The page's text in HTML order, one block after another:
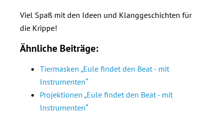
Viel Spaß mit den Ideen und Klanggeschichten für
die Krippe!
Ähnliche Beiträge:
Tiermasken „Eule findet den Beat - mit
Instrumenten“
Projektionen „Eule findet den Beat - mit
Instrumenten“